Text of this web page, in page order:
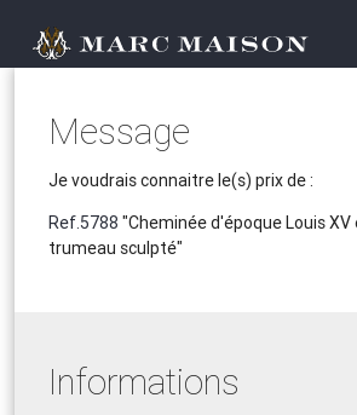
Message
Je voudrais connaitre le(s) prix de :
Ref.5788 "Cheminée d'époque Louis XV
trumeau sculpté"
Informations